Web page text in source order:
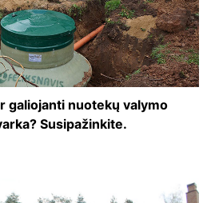
galiojanti nuotekų valymo
Susipažinkite.